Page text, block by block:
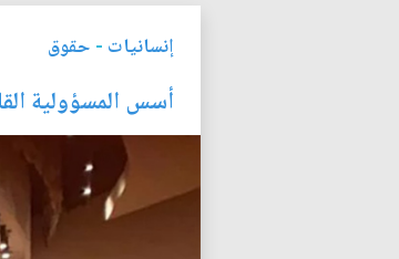
إنسانيات - حقوق
أسس المسؤولية